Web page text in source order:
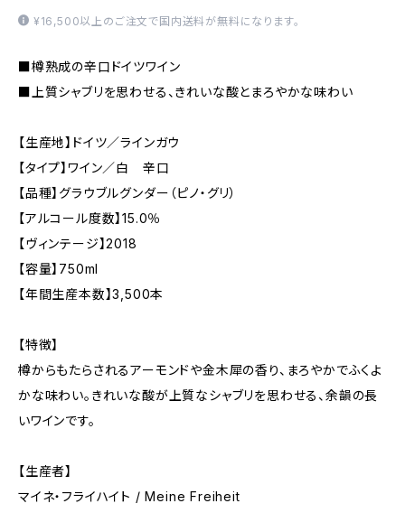
¥16,500以上のご注文で国内送料が無料になります。
■樽熟成の辛口ドイツワイン
■上質シャブリを思わせる、きれいな酸とまろやかな味わい
【生産地】ドイツ／ラインガウ
【タイプ】ワイン／白 辛口
【品種】グラウブルグンダー（ピノ・グリ）
【アルコール度数】15.0％
【ヴィンテージ】2018
【容量】750ml
【年間生産本数】3,500本
【特徴】
樽からもたらされるアーモンドや金木犀の香り、まろやかでふくよ
かな味わい。きれいな酸が上質なシャブリを思わせる、余韻の長
いワインです。
【生産者】
マイネ・フライハイト / Meine Freiheit